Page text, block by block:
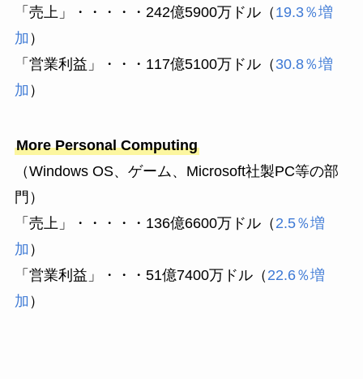
「売上」・・・・・242億5900万ドル（ 19.3％増
加 ）
「営業利益」・・・117億5100万ドル（ 30.8％増
加 ）
More Personal Computing
（Windows OS、ゲーム、Microsoft社製PC等の部
門）
「売上」・・・・・136億6600万ドル（ 2.5％増
加 ）
「営業利益」・・・51億7400万ドル（ 22.6％増
加 ）